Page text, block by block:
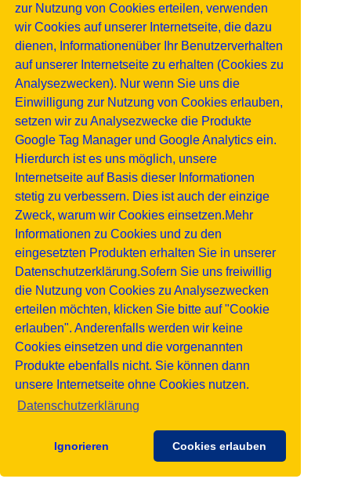
zur Nutzung von Cookies erteilen, verwenden
wir Cookies auf unserer Internetseite, die dazu
dienen, Informationenüber Ihr Benutzerverhalten
auf unserer Internetseite zu erhalten (Cookies zu
Analysezwecken). Nur wenn Sie uns die
Einwilligung zur Nutzung von Cookies erlauben,
setzen wir zu Analysezwecke die Produkte
Google Tag Manager und Google Analytics ein.
Hierdurch ist es uns möglich, unsere
Internetseite auf Basis dieser Informationen
stetig zu verbessern. Dies ist auch der einzige
Zweck, warum wir Cookies einsetzen.Mehr
Informationen zu Cookies und zu den
eingesetzten Produkten erhalten Sie in unserer
Datenschutzerklärung.Sofern Sie uns freiwillig
die Nutzung von Cookies zu Analysezwecken
erteilen möchten, klicken Sie bitte auf "Cookie
erlauben". Anderenfalls werden wir keine
Cookies einsetzen und die vorgenannten
Produkte ebenfalls nicht. Sie können dann
unsere Internetseite ohne Cookies nutzen.
Datenschutzerklärung
Ignorieren Cookies erlauben